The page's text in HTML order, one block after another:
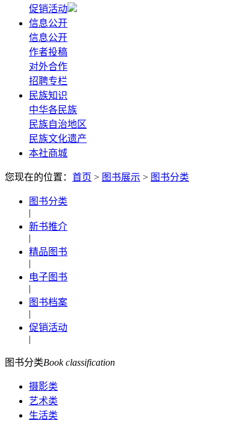
促销活动
信息公开
信息公开
作者投稿
对外合作
招聘专栏
民族知识
中华各民族
民族自治地区
民族文化遗产
本社商城
您现在的位置： 首页 > 图书展示 > 图书分类
图书分类
|
新书推介
|
精品图书
|
电子图书
|
图书档案
|
促销活动
|
图书分类Book classification
摄影类
艺术类
生活类